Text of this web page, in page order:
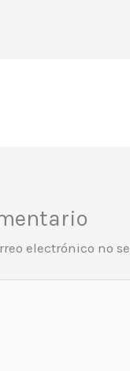
electrónico no